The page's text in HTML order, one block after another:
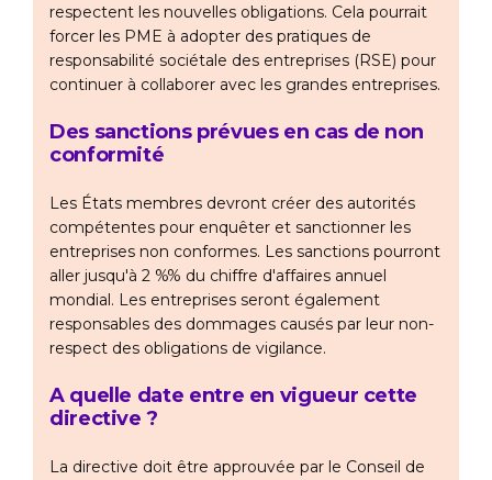
respectent les nouvelles obligations. Cela pourrait
forcer les PME à adopter des pratiques de
responsabilité sociétale des entreprises (RSE) pour
continuer à collaborer avec les grandes entreprises.
Des sanctions prévues en cas de non
conformité
Les États membres devront créer des autorités
compétentes pour enquêter et sanctionner les
entreprises non conformes. Les sanctions pourront
aller jusqu'à 2 %% du chiffre d'affaires annuel
mondial. Les entreprises seront également
responsables des dommages causés par leur non-
respect des obligations de vigilance.
A quelle date entre en vigueur cette
directive ?
La directive doit être approuvée par le Conseil de